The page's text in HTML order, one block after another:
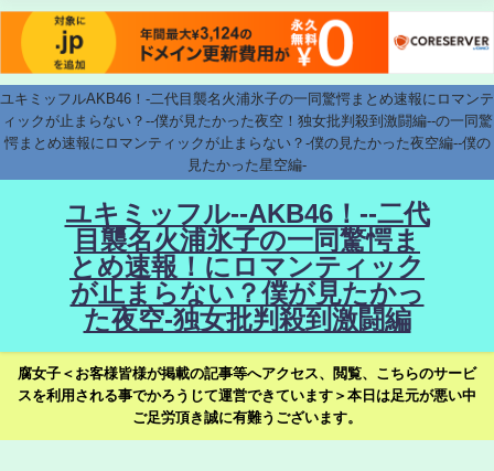
ユキミッフルAKB46！-二代目襲名火浦氷子の一同驚愕まとめ速報にロマンテ
ィックが止まらない？--僕が見たかった夜空！独女批判殺到激闘編--の一同驚
愕まとめ速報にロマンティックが止まらない？-僕の見たかった夜空編--僕の
見たかった星空編-
ユキミッフル--AKB46！--二代
目襲名火浦氷子の一同驚愕ま
とめ速報！にロマンティック
が止まらない？僕が見たかっ
た夜空-独女批判殺到激闘編
腐女子＜お客様皆様が掲載の記事等へアクセス、閲覧、こちらのサービ
スを利用される事でかろうじて運営できています＞本日は足元が悪い中
ご足労頂き誠に有難うございます。